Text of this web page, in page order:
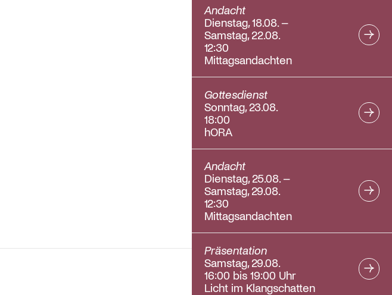
Andacht
Dienstag, 18.08. –
Samstag, 22.08.
12:30
Mittagsandachten
Gottesdienst
Sonntag, 23.08.
18:00
hORA
Andacht
Dienstag, 25.08. –
Samstag, 29.08.
12:30
Mittagsandachten
Präsentation
Samstag, 29.08.
16:00 bis 19:00 Uhr
Licht im Klangschatten